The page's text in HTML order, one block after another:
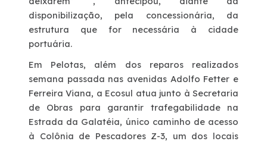
disponibilização, pela concessionária, da
estrutura que for necessária à cidade
portuária.
Em Pelotas, além dos reparos realizados
semana passada nas avenidas Adolfo Fetter e
Ferreira Viana, a Ecosul atua junto à Secretaria
de Obras para garantir trafegabilidade na
Estrada da Galatéia, único caminho de acesso
à Colônia de Pescadores Z-3, um dos locais